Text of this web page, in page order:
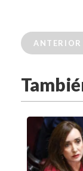
ANTERIOR